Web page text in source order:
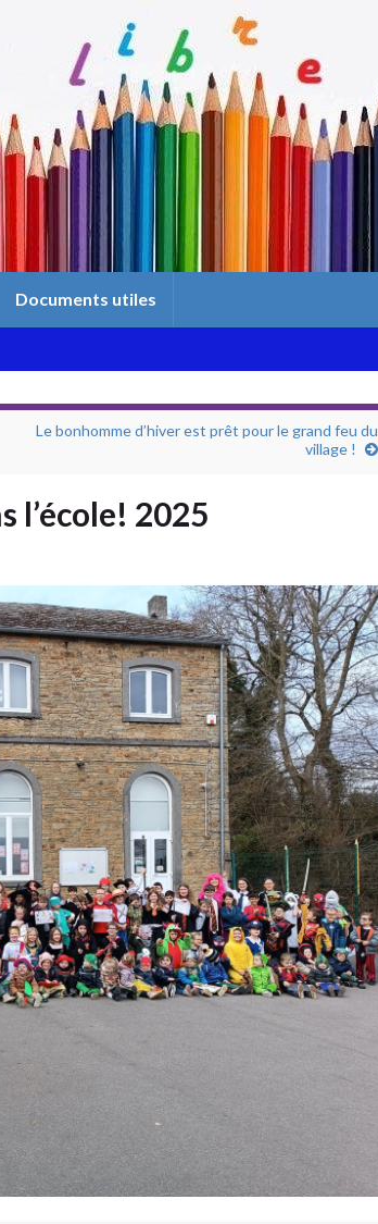
Documents utiles
Le bonhomme d’hiver est prêt pour le grand feu du
village !
l’école! 2025